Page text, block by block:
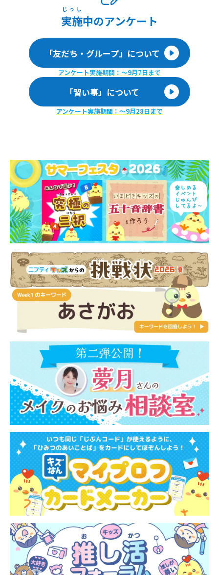
実施
じっし
中のアンケート
「友だち・グループ」について
アンケート実施期間：〜9月7日まで
「習い事」について
アンケート実施期間：〜9月28日まで